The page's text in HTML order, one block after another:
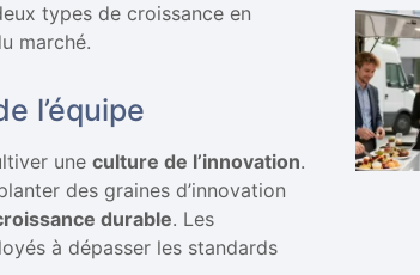
types de croissance en
marché.
l’équipe
une culture de l’innovation.
des graines d’innovation
durable. Les
à dépasser les standards